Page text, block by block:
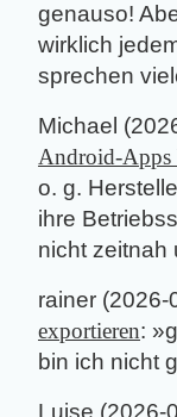
genauso!
wirklich
sprechen
Michael (
Android-Apps
o. g.
ihre
nicht
rainer (2026-
exportieren: »
bin ich nicht
Luise (2026-